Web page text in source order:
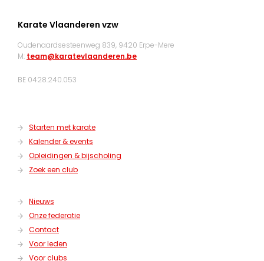
Karate Vlaanderen vzw
Oudenaardsesteenweg 839, 9420 Erpe-Mere
M: team@karatevlaanderen.be
BE 0428.240.053
Starten met karate
Kalender & events
Opleidingen & bijscholing
Zoek een club
Nieuws
Onze federatie
Contact
Voor leden
Voor clubs